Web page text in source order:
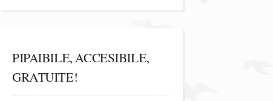
PIPAIBILE, ACCESIBILE,
GRATUITE!